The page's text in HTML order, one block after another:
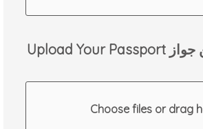
Upload Your Passport حمل نسخة من جواز
Choose files or drag